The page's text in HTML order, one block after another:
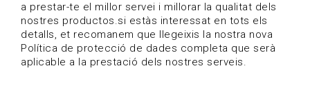
Convocatòries, activitats i notícies del sector de la
cultura.
a prestar-te el millor servei i millorar la qualitat dels
nostres productos.si estàs interessat en tots els
detalls, et recomanem que llegeixis la nostra nova
Política de protecció de dades completa que serà
aplicable a la prestació dels nostres serveis.